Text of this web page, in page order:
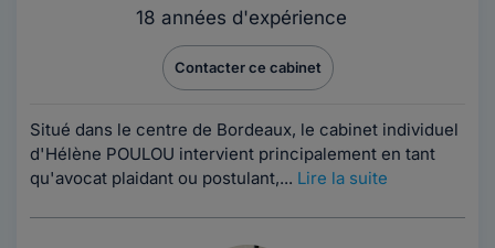
18 années d'expérience
Contacter ce cabinet
Situé dans le centre de Bordeaux, le cabinet individuel
d'Hélène POULOU intervient principalement en tant
qu'avocat plaidant ou postulant,... Lire la suite